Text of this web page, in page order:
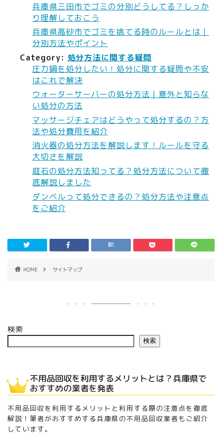
兵庫県三田市でゴミの分別どうしてる？しっか
り理解しておこう
兵庫県高砂市でゴミを捨てる時のルールとは｜
分別方法やポイント
Category: 処分方法に関する疑問
圧力鍋を処分したい！処分に関する疑問や不安
はこれで解決
ウォーターサーバーの処分方法｜意外と知らな
い処分の方法
マッサージチェアはどうやって処分するの？方
法や処分費用を紹介
消火器の処分方法を解説します！ルールを守る
大切さを解説
庭石の処分方法知ってる？処分方法について徹
底解説しました
ダンベルって処分できるの？処分方法や注意点
をご紹介
HOME サイトマップ
検索
検索
不用品回収を利用するメリットとは？兵庫県で
おすすめの業者を発表
不用品回収を利用するメリットと利用する際の注意点を徹底
解説！筆者がおすすめする兵庫県の不用品回収業者もご紹介
しています。